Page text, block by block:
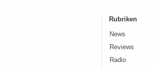
Rubriken
News
Reviews
Radio